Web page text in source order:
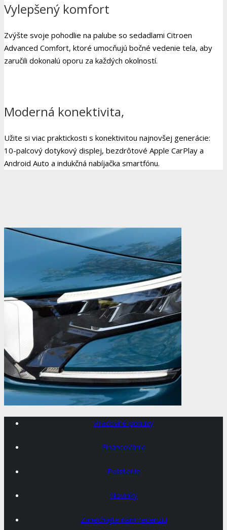
Vylepšený komfort
Zvýšte svoje pohodlie na palube so sedadlami Citroen
Advanced Comfort, ktoré umocňujú bočné vedenie tela, aby
zaručili dokonalú oporu za každých okolností.
Moderná konektivita,
Užite si viac praktickosti s konektivitou najnovšej generácie:
10-palcový dotykový displej, bezdrôtové Apple CarPlay a
Android Auto a indukčná nabíjačka smartfónu.
Pracovné ponuky
Financovanie
Poistenie
Novinky
Zanechajte nám recenziu